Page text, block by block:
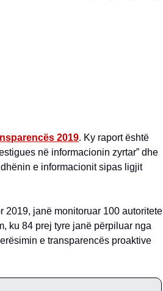
2019. Ky raport është
në informacionin zyrtar” dhe
e informacionit sipas ligjit
2019, janë monitoruar 100 autoritete
ku 84 prej tyre janë përpiluar nga
e transparencës proaktive